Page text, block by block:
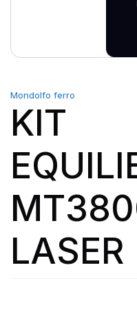
Mondolfo ferro
KIT
LASER